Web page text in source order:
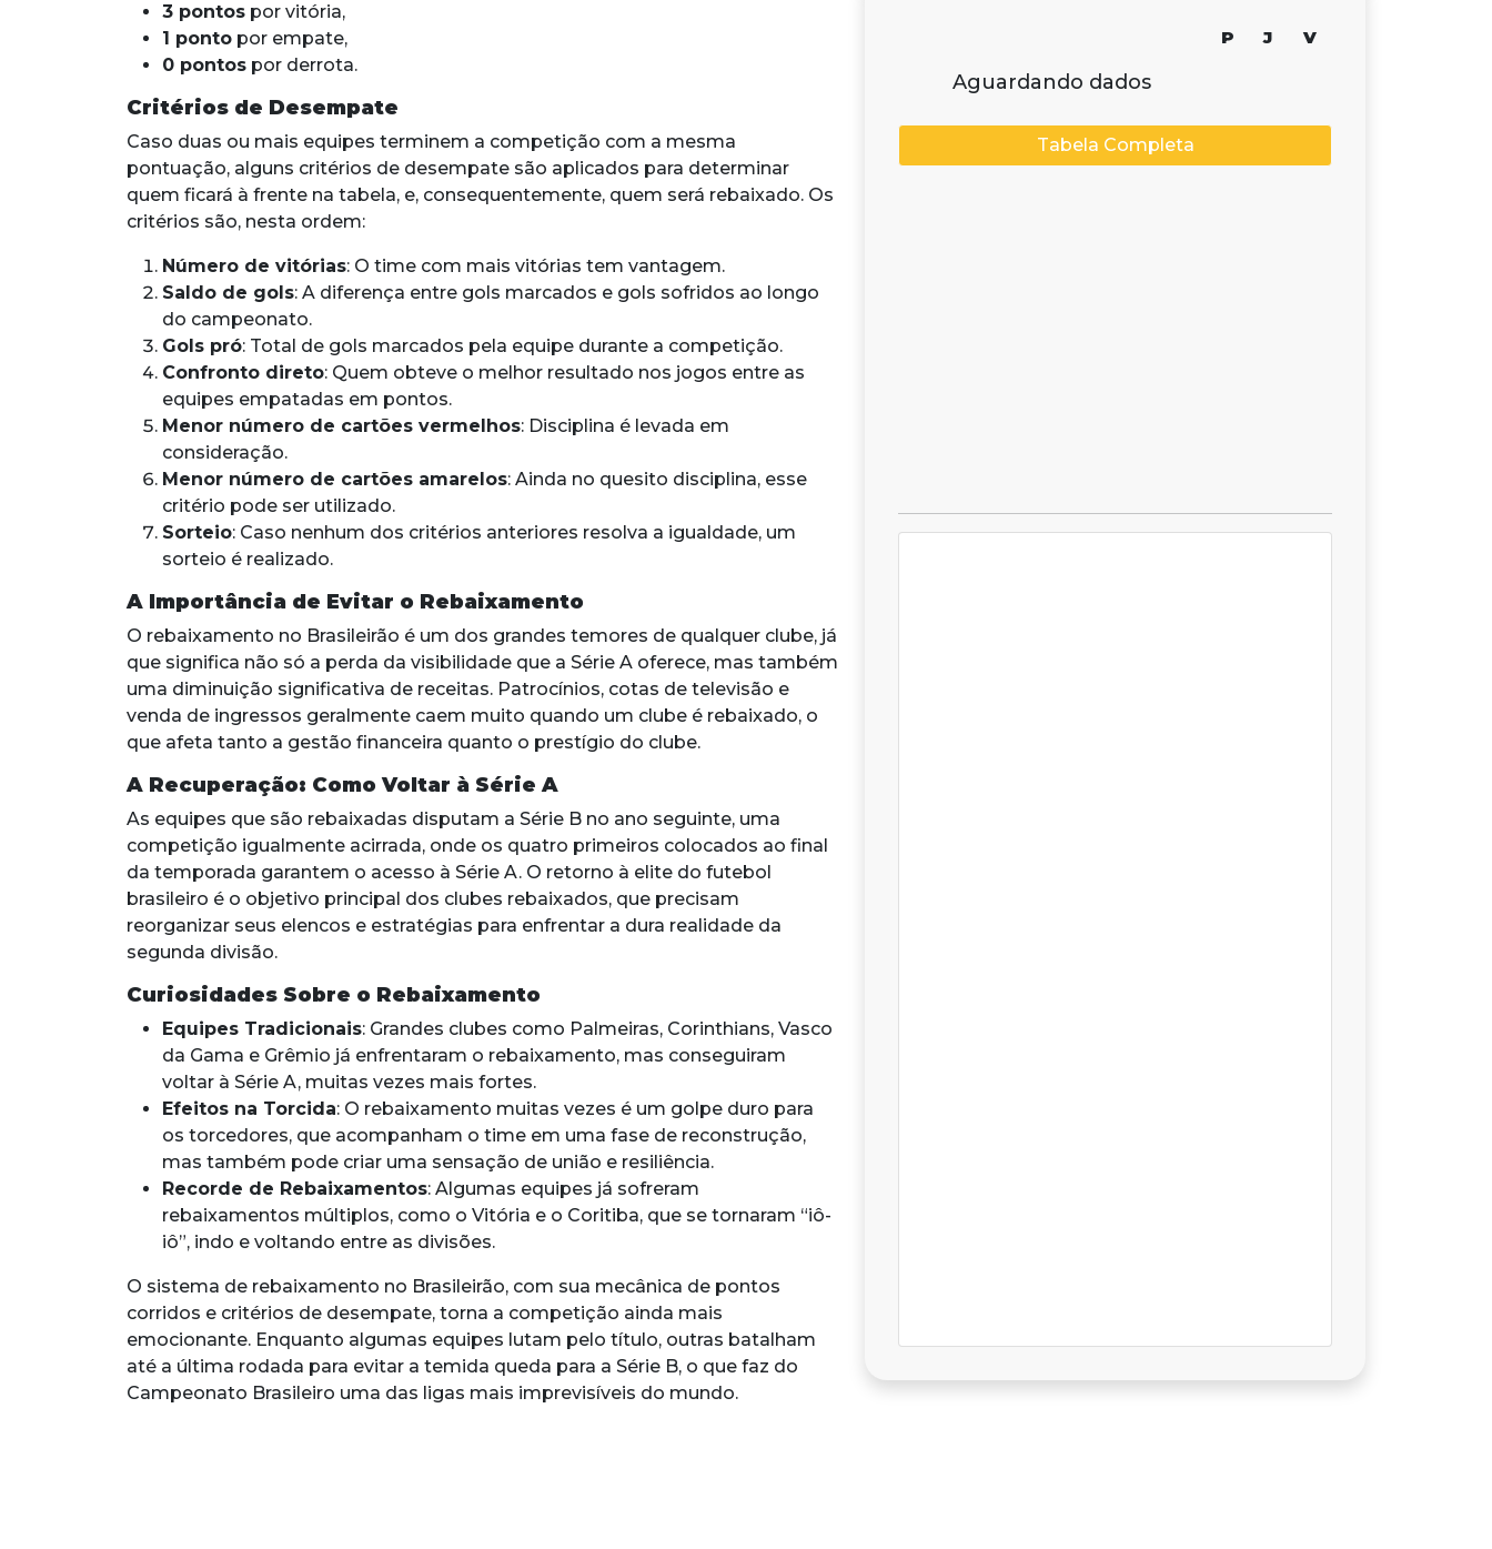
3 pontos por vitória,
1 ponto por empate,
0 pontos por derrota.
Critérios de Desempate
Caso duas ou mais equipes terminem a competição com a mesma
pontuação, alguns critérios de desempate são aplicados para determinar
quem ficará à frente na tabela, e, consequentemente, quem será rebaixado. Os
critérios são, nesta ordem:
Número de vitórias: O time com mais vitórias tem vantagem.
Saldo de gols: A diferença entre gols marcados e gols sofridos ao longo
do campeonato.
Gols pró: Total de gols marcados pela equipe durante a competição.
Confronto direto: Quem obteve o melhor resultado nos jogos entre as
equipes empatadas em pontos.
Menor número de cartões vermelhos: Disciplina é levada em
consideração.
Menor número de cartões amarelos: Ainda no quesito disciplina, esse
critério pode ser utilizado.
Sorteio: Caso nenhum dos critérios anteriores resolva a igualdade, um
sorteio é realizado.
A Importância de Evitar o Rebaixamento
O rebaixamento no Brasileirão é um dos grandes temores de qualquer clube, já
que significa não só a perda da visibilidade que a Série A oferece, mas também
uma diminuição significativa de receitas. Patrocínios, cotas de televisão e
venda de ingressos geralmente caem muito quando um clube é rebaixado, o
que afeta tanto a gestão financeira quanto o prestígio do clube.
A Recuperação: Como Voltar à Série A
As equipes que são rebaixadas disputam a Série B no ano seguinte, uma
competição igualmente acirrada, onde os quatro primeiros colocados ao final
da temporada garantem o acesso à Série A. O retorno à elite do futebol
brasileiro é o objetivo principal dos clubes rebaixados, que precisam
reorganizar seus elencos e estratégias para enfrentar a dura realidade da
segunda divisão.
Curiosidades Sobre o Rebaixamento
Equipes Tradicionais: Grandes clubes como Palmeiras, Corinthians, Vasco
da Gama e Grêmio já enfrentaram o rebaixamento, mas conseguiram
voltar à Série A, muitas vezes mais fortes.
Efeitos na Torcida: O rebaixamento muitas vezes é um golpe duro para
os torcedores, que acompanham o time em uma fase de reconstrução,
mas também pode criar uma sensação de união e resiliência.
Recorde de Rebaixamentos: Algumas equipes já sofreram
rebaixamentos múltiplos, como o Vitória e o Coritiba, que se tornaram “iô-
iô”, indo e voltando entre as divisões.
O sistema de rebaixamento no Brasileirão, com sua mecânica de pontos
corridos e critérios de desempate, torna a competição ainda mais
emocionante. Enquanto algumas equipes lutam pelo título, outras batalham
até a última rodada para evitar a temida queda para a Série B, o que faz do
Campeonato Brasileiro uma das ligas mais imprevisíveis do mundo.
P J V
Aguardando dados
Tabela Completa